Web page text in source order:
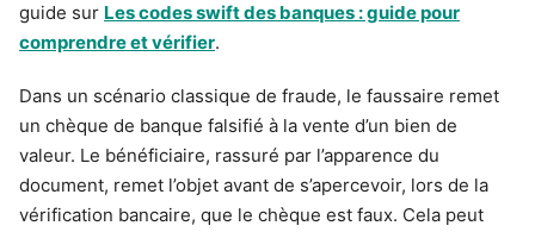
guide sur Les codes swift des banques : guide pour
comprendre et vérifier.
Dans un scénario classique de fraude, le faussaire remet
un chèque de banque falsifié à la vente d’un bien de
valeur. Le bénéficiaire, rassuré par l’apparence du
document, remet l’objet avant de s’apercevoir, lors de la
vérification bancaire, que le chèque est faux. Cela peut